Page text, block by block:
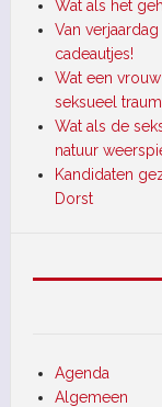
Wat als het
Van
cadeautjes!
Wat een
seksueel
Wat als de
natuur
Kandidaten
Dorst
Agenda
Algemeen